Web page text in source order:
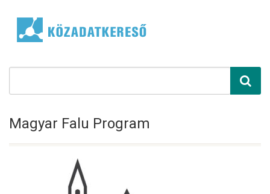
Magyar Falu Program